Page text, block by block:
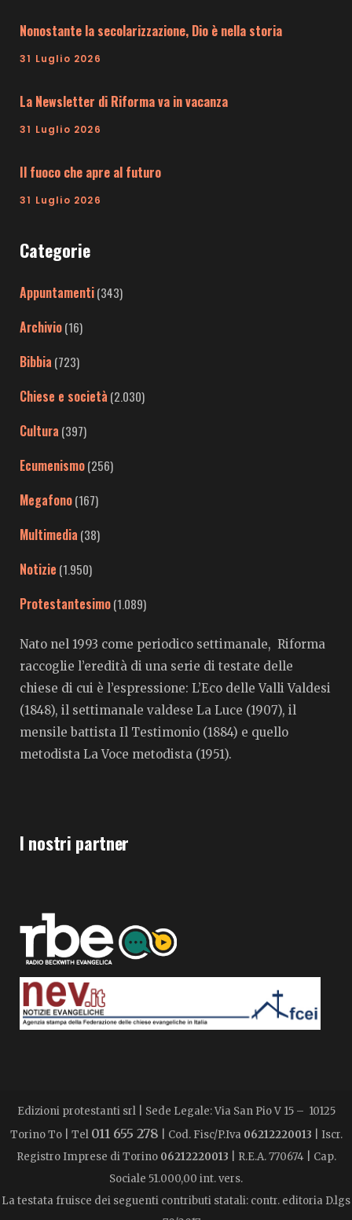
Nonostante la secolarizzazione, Dio è nella storia
31 Luglio 2026
La Newsletter di Riforma va in vacanza
31 Luglio 2026
Il fuoco che apre al futuro
31 Luglio 2026
Categorie
Appuntamenti(343)
Archivio(16)
Bibbia (723)
Chiese e società (2.030)
Cultura (397)
Ecumenismo(256)
Megafono(167)
Multimedia (38)
Notizie (1.950)
Protestantesimo(1.089)
Nato nel 1993 come periodico settimanale, Riforma
raccoglie l’eredità di una serie di testate delle
chiese di cui è l’espressione: L’Eco delle Valli Valdesi
(1848), il settimanale valdese La Luce (1907), il
mensile battista Il Testimonio (1884) e quello
metodista La Voce metodista (1951).
I nostri partner
Edizioni protestanti srl | Sede Legale: Via San Pio V 15 – 10125
Torino To | Tel 011 655 278 | Cod. Fisc/P.Iva 06212220013 | Iscr.
Registro Imprese di Torino 06212220013 | R.E.A. 770674 | Cap.
Sociale 51.000,00 int. vers.
La testata fruisce dei seguenti contributi statali: contr. editoria D.lgs